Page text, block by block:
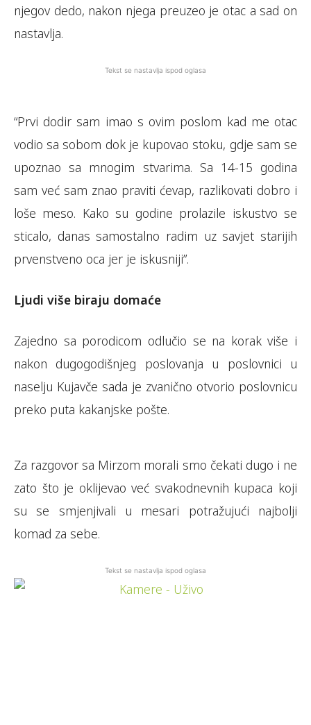
njegov dedo, nakon njega preuzeo je otac a sad on
nastavlja.
Tekst se nastavlja ispod oglasa
“Prvi dodir sam imao s ovim poslom kad me otac
vodio sa sobom dok je kupovao stoku, gdje sam se
upoznao sa mnogim stvarima. Sa 14-15 godina
sam već sam znao praviti ćevap, razlikovati dobro i
loše meso. Kako su godine prolazile iskustvo se
sticalo, danas samostalno radim uz savjet starijih
prvenstveno oca jer je iskusniji”.
Ljudi više biraju domaće
Zajedno sa porodicom odlučio se na korak više i
nakon dugogodišnjeg poslovanja u poslovnici u
naselju Kujavče sada je zvanično otvorio poslovnicu
preko puta kakanjske pošte.
Za razgovor sa Mirzom morali smo čekati dugo i ne
zato što je oklijevao već svakodnevnih kupaca koji
su se smjenjivali u mesari potražujući najbolji
komad za sebe.
Tekst se nastavlja ispod oglasa